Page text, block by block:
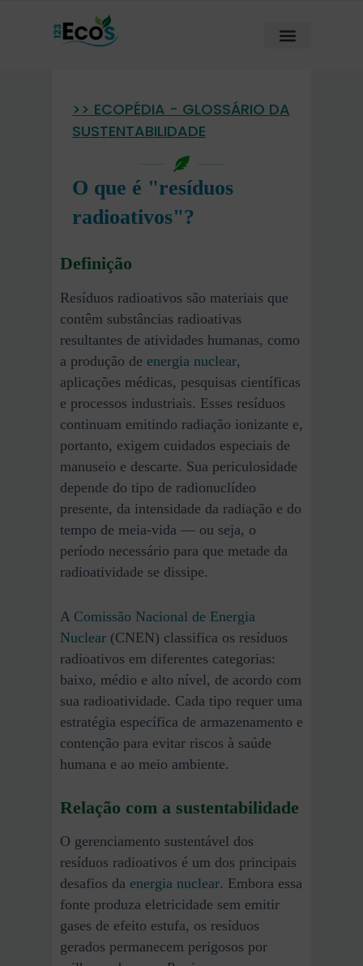
>> ECOPÉDIA - GLOSSÁRIO DA
SUSTENTABILIDADE
O que é "resíduos
radioativos"?
Definição
Resíduos radioativos são materiais que
contêm substâncias radioativas
resultantes de atividades humanas, como
a produção de energia nuclear,
aplicações médicas, pesquisas científicas
e processos industriais. Esses resíduos
continuam emitindo radiação ionizante e,
portanto, exigem cuidados especiais de
manuseio e descarte. Sua periculosidade
depende do tipo de radionuclídeo
presente, da intensidade da radiação e do
tempo de meia-vida — ou seja, o
período necessário para que metade da
radioatividade se dissipe.
A Comissão Nacional de Energia
Nuclear (CNEN) classifica os resíduos
radioativos em diferentes categorias:
baixo, médio e alto nível, de acordo com
sua radioatividade. Cada tipo requer uma
estratégia específica de armazenamento e
contenção para evitar riscos à saúde
humana e ao meio ambiente.
Relação com a sustentabilidade
O gerenciamento sustentável dos
resíduos radioativos é um dos principais
desafios da energia nuclear. Embora essa
fonte produza eletricidade sem emitir
gases de efeito estufa, os resíduos
gerados permanecem perigosos por